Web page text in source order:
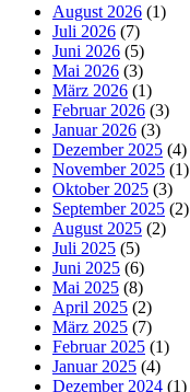
August 2026 (1)
Juli 2026 (7)
Juni 2026 (5)
Mai 2026 (3)
März 2026 (1)
Februar 2026 (3)
Januar 2026 (3)
Dezember 2025 (4)
November 2025 (1)
Oktober 2025 (3)
September 2025 (2)
August 2025 (2)
Juli 2025 (5)
Juni 2025 (6)
Mai 2025 (8)
April 2025 (2)
März 2025 (7)
Februar 2025 (1)
Januar 2025 (4)
Dezember 2024 (1)